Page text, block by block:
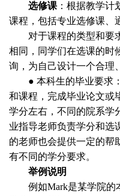
选修课 ：根据教学
课程，包括专业选修课、
对于课程的类型和要
相同，同学们在选课的时
询，为自己设计一个合理
● 本科生的毕业要求
和课程，完成毕业论文或
学分左右，不同的院系学
业指导老师负责学分和选
的老师也会提供一定的帮
有不同的学分要求。
举例说明
例如Mark是某学院的